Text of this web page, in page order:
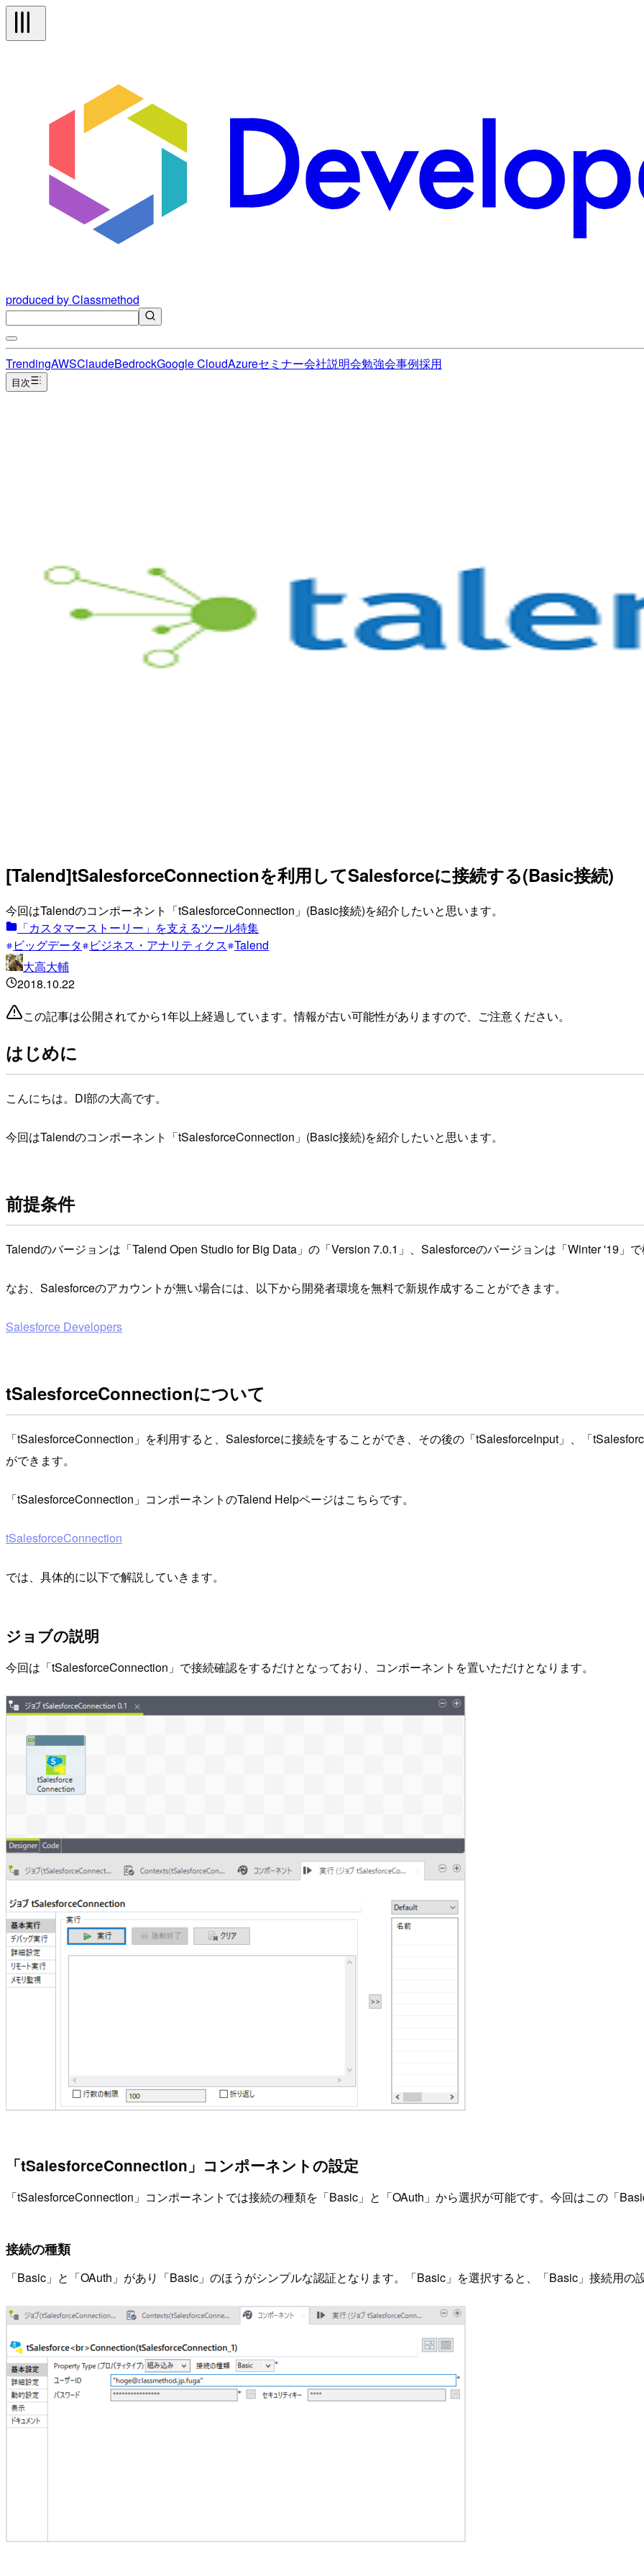
produced by Classmethod
TrendingAWSClaudeBedrockGoogle CloudAzureセミナー会社説明会勉強会事例採用
目次
[Talend]tSalesforceConnectionを利用してSalesforceに接続する(Basic接続)
今回はTalendのコンポーネント「tSalesforceConnection」(Basic接続)を紹介したいと思います。
「カスタマーストーリー」を支えるツール特集
ビッグデータ
ビジネス・アナリティクス Talend
大高大輔
2018.10.22
この記事は公開されてから1年以上経過しています。情報が古い可能性がありますので、ご注意ください。
はじめに
こんにちは。DI部の大高です。
今回はTalendのコンポーネント「tSalesforceConnection」(Basic接続)を紹介したいと思います。
前提条件
Talendのバージョンは「Talend Open Studio for Big Data」の「Version 7.0.1」、Salesforceのバージョンは「Winter '19」で
なお、Salesforceのアカウントが無い場合には、以下から開発者環境を無料で新規作成することができます。
Salesforce Developers
tSalesforceConnectionについて
「tSalesforceConnection」を利用すると、Salesforceに接続をすることができ、その後の「tSalesforceInput」、「
ができます。
「tSalesforceConnection」コンポーネントのTalend Helpページはこちらです。
tSalesforceConnection
では、具体的に以下で解説していきます。
ジョブの説明
今回は「tSalesforceConnection」で接続確認をするだけとなっており、コンポーネントを置いただけとなります。
「tSalesforceConnection」コンポーネントの設定
「tSalesforceConnection」コンポーネントでは接続の種類を「Basic」と「OAuth」から選択が可能です。今回はこの「
接続の種類
「Basic」と「OAuth」があり「Basic」のほうがシンプルな認証となります。「Basic」を選択すると、「Basic」接続用の